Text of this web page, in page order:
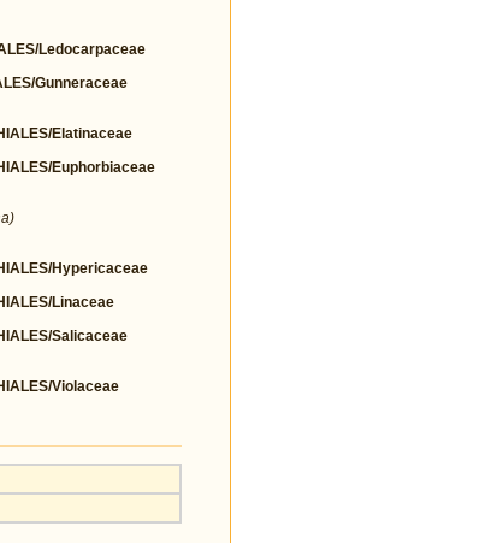
Ledocarpaceae
Gunneraceae
Elatinaceae
Euphorbiaceae
Hypericaceae
Linaceae
Salicaceae
Violaceae